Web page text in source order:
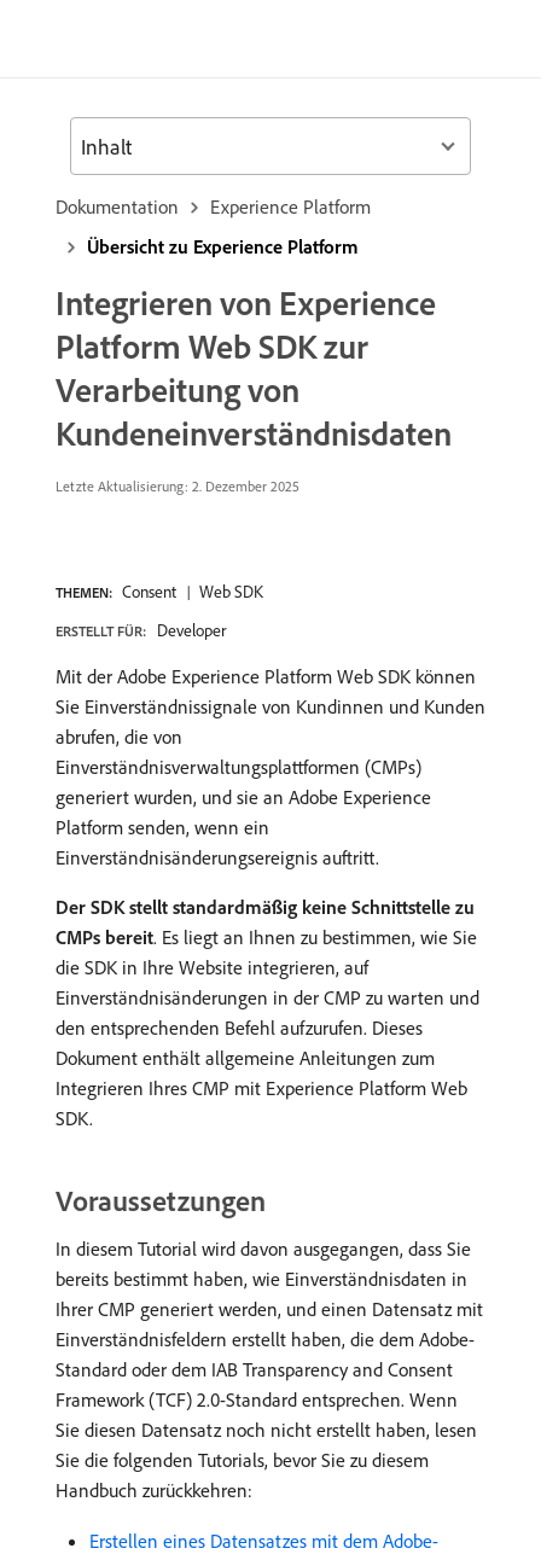
Dokumentation
Experience Platform
Übersicht zu Experience Platform
Integrieren von Experience
Platform Web SDK zur
Verarbeitung von
Kundeneinverständnisdaten
Letzte Aktualisierung: 2. Dezember 2025
THEMEN: Consent Web SDK
ERSTELLT FÜR: Developer
Mit der Adobe Experience Platform Web SDK können
Sie Einverständnissignale von Kundinnen und Kunden
abrufen, die von
Einverständnisverwaltungsplattformen (CMPs)
generiert wurden, und sie an Adobe Experience
Platform senden, wenn ein
Einverständnisänderungsereignis auftritt.
Der SDK stellt standardmäßig keine Schnittstelle zu
CMPs bereit. Es liegt an Ihnen zu bestimmen, wie Sie
die SDK in Ihre Website integrieren, auf
Einverständnisänderungen in der CMP zu warten und
den entsprechenden Befehl aufzurufen. Dieses
Dokument enthält allgemeine Anleitungen zum
Integrieren Ihres CMP mit Experience Platform Web
SDK.
Voraussetzungen
In diesem Tutorial wird davon ausgegangen, dass Sie
bereits bestimmt haben, wie Einverständnisdaten in
Ihrer CMP generiert werden, und einen Datensatz mit
Einverständnisfeldern erstellt haben, die dem Adobe-
Standard oder dem IAB Transparency and Consent
Framework (TCF) 2.0-Standard entsprechen. Wenn
Sie diesen Datensatz noch nicht erstellt haben, lesen
Sie die folgenden Tutorials, bevor Sie zu diesem
Handbuch zurückkehren:
Erstellen eines Datensatzes mit dem Adobe-
Inhalt